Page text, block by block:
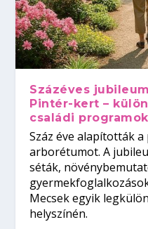
Százéves
Pintér-kert –
családi
Száz éve alapították
arborétumot. A
séták,
Mecsek egyik
helyszínén.